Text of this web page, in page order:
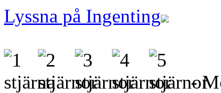
Lyssna på Ingenting
-